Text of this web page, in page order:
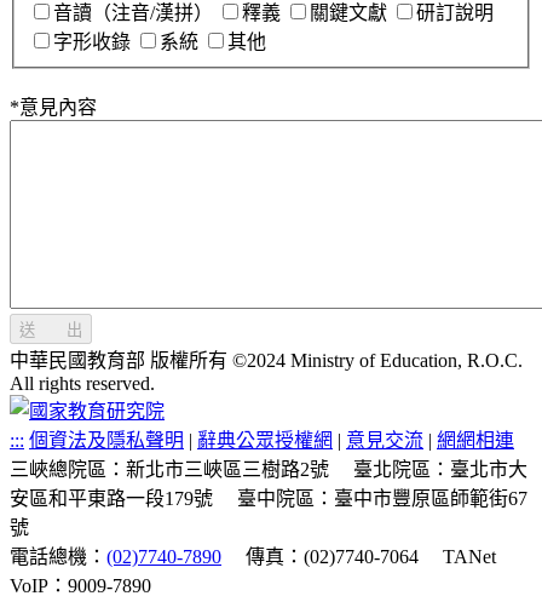
音讀（注音/漢拼）
釋義 關鍵文獻
研訂說明
字形收錄
系統 其他
*意見內容
送 出
中華民國教育部 版權所有 ©2024 Ministry of Education, R.O.C.
All rights reserved.
::: 個資法及隱私聲明 | 辭典公眾授權網 | 意見交流 | 網網相連
三峽總院區：新北市三峽區三樹路2號
臺北院區：臺北市大
安區和平東路一段179號
臺中院區：臺中市豐原區師範街67
號
電話總機： (02)7740-7890 傳真：(02)7740-7064
TANet
VoIP：9009-7890